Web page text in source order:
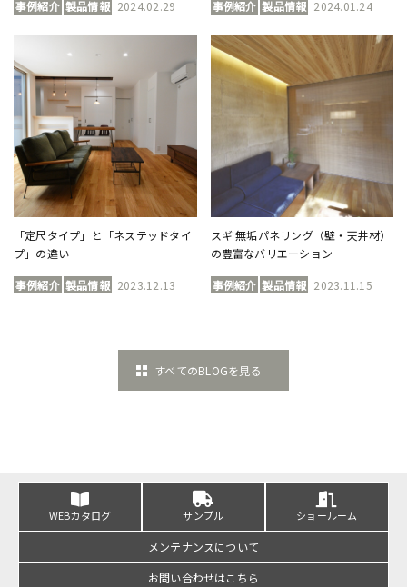
事例紹介 製品情報 2024.02.29 事例紹介 製品情報 2024.01.24
「定尺タイプ」と「ネステッドタイ
プ」の違い
事例紹介 製品情報 2023.12.13
スギ 無垢パネリング（壁・天井材）
の豊富なバリエーション
事例紹介 製品情報 2023.11.15
すべてのBLOGを見る
WEBカタログ サンプル ショールーム
メンテナンスについて
お問い合わせはこちら